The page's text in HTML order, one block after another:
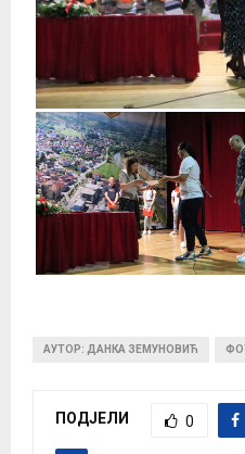
АУТОР: ДАНКА ЗЕМУНОВИЋ
ПОДЈЕЛИ 0